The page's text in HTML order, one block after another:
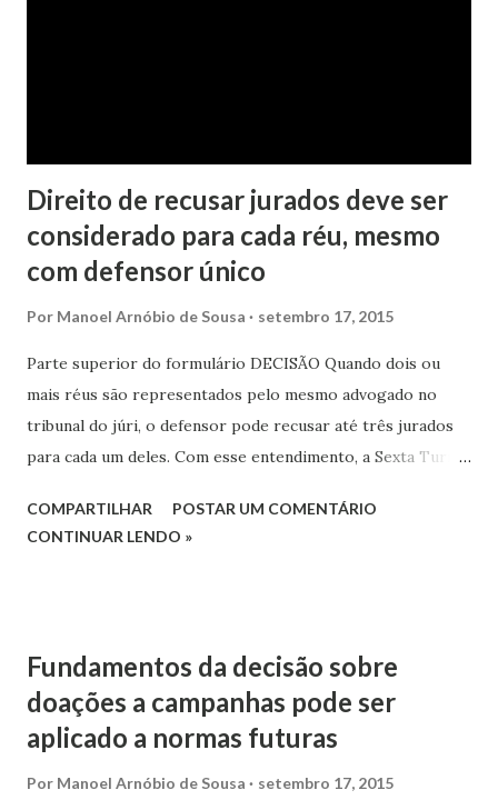
Direito de recusar jurados deve ser
considerado para cada réu, mesmo
com defensor único
Por Manoel Arnóbio de Sousa setembro 17, 2015
Parte superior do formulário DECISÃO Quando dois ou
mais réus são representados pelo mesmo advogado no
tribunal do júri, o defensor pode recusar até três jurados
para cada um deles. Com esse entendimento, a Sexta Turma
de dois dos três acusados pela morte de uma mulher
COMPARTILHAR
POSTAR UM COMENTÁRIO
CONTINUAR LENDO »
Fundamentos da decisão sobre
doações a campanhas pode ser
aplicado a normas futuras
Por Manoel Arnóbio de Sousa setembro 17, 2015